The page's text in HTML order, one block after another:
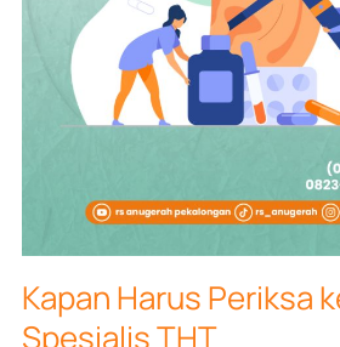
Kapan Harus Periksa
Spesialis THT